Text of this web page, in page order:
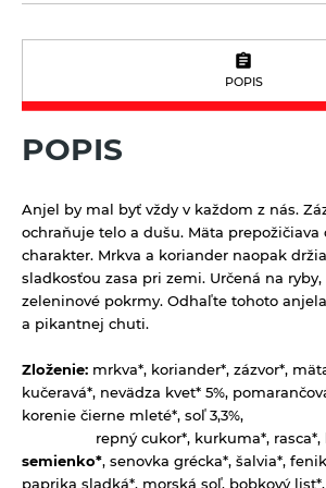
Limonády Mana Roots
Limonády ostatné
Mandľové, sójové a obilné nápoje
Nápoje ZEN bez pridaného cukru
Sirupy bez pridaného cukru
Sirupy bylinkové s trstinovým cukrom
Sirupy ovocné s trstinovým cukrom
Sladidlá a včelie produkty
Vločky a lupienky
Výrobky z obilnín a polotovary
Polotovary
Výrobky z obilnín
Zmesi na varenie a pečenie
Obilniny
Olejniny
Pseudoobilniny
Zdravé maškrtenie
Bezlepok - Low Carb - Keto
Čokolády, cukríky, lízatká
POPIS
POPIS
Anjel by mal byť vždy v každom z nás.
ochraňuje telo a dušu. Mäta prepožičiava
charakter. Mrkva a koriander naopak
sladkosťou zasa pri zemi. Určená na
zeleninové pokrmy. Odhaľte tohoto
a pikantnej chuti.
Zloženie: mrkva*, koriander*, zázvor*,
kučeravá*, nevädza kvet* 5%,
korenie čierne mleté*, soľ 3,3%,
repný cukor*, kurkuma*, rasca*,
semienko*, senovka grécka*, šalvia*,
paprika sladká*, morská soľ, bobkový list*,